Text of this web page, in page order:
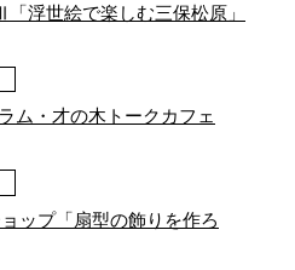
浮世絵で楽しむ三保松原」
ム・才の木トークカフェ
ップ「扇型の飾りを作ろ